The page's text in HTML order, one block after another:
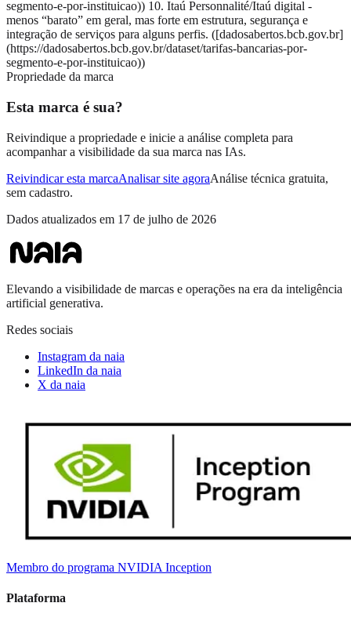
segmento-e-por-instituicao)) 10. Itaú Personnalité/Itaú digital -
menos “barato” em geral, mas forte em estrutura, segurança e
integração de serviços para alguns perfis. ([dadosabertos.bcb.gov.br]
(https://dadosabertos.bcb.gov.br/dataset/tarifas-bancarias-por-
segmento-e-por-instituicao))
Propriedade da marca
Esta marca é sua?
Reivindique a propriedade e inicie a análise completa para
acompanhar a visibilidade da sua marca nas IAs.
Reivindicar esta marcaAnalisar site agoraAnálise técnica gratuita,
sem cadastro.
Dados atualizados em 17 de julho de 2026
Elevando a visibilidade de marcas e operações na era da inteligência
artificial generativa.
Redes sociais
Instagram da naia
LinkedIn da naia
X da naia
Membro do programa NVIDIA Inception
Plataforma